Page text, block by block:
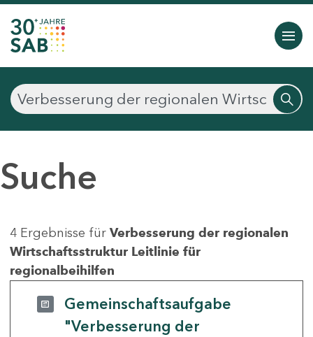
Suche
4 Ergebnisse für Verbesserung der regionalen
Wirtschaftsstruktur Leitlinie für
regionalbeihilfen
Gemeinschaftsaufgabe
"Verbesserung der